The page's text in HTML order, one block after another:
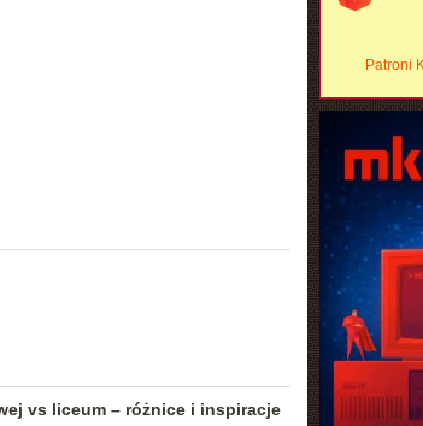
vs liceum – różnice i inspiracje
Patroni